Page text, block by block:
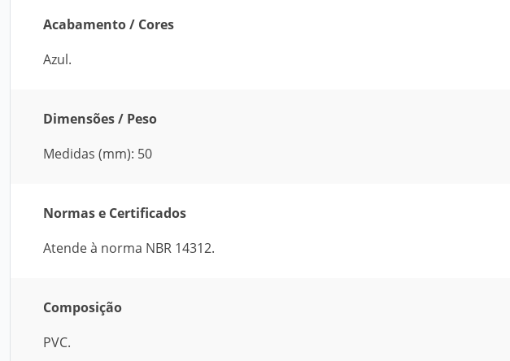
Acabamento / Cores
Azul.
Dimensões / Peso
Medidas (mm): 50
Normas e Certificados
Atende à norma NBR 14312.
Composição
PVC.